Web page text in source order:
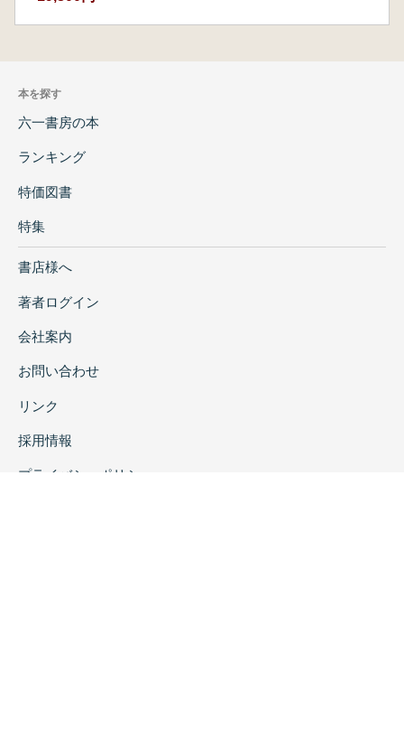
本を探す
六一書房の本
ランキング
特価図書
特集
書店様へ
著者ログイン
会社案内
お問い合わせ
リンク
採用情報
プライバシーポリシー